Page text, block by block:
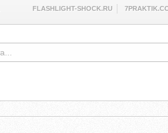
FLASHLIGHT-SHOCK.RU